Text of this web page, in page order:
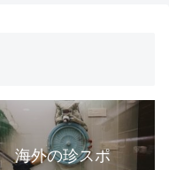
海外の珍スポ